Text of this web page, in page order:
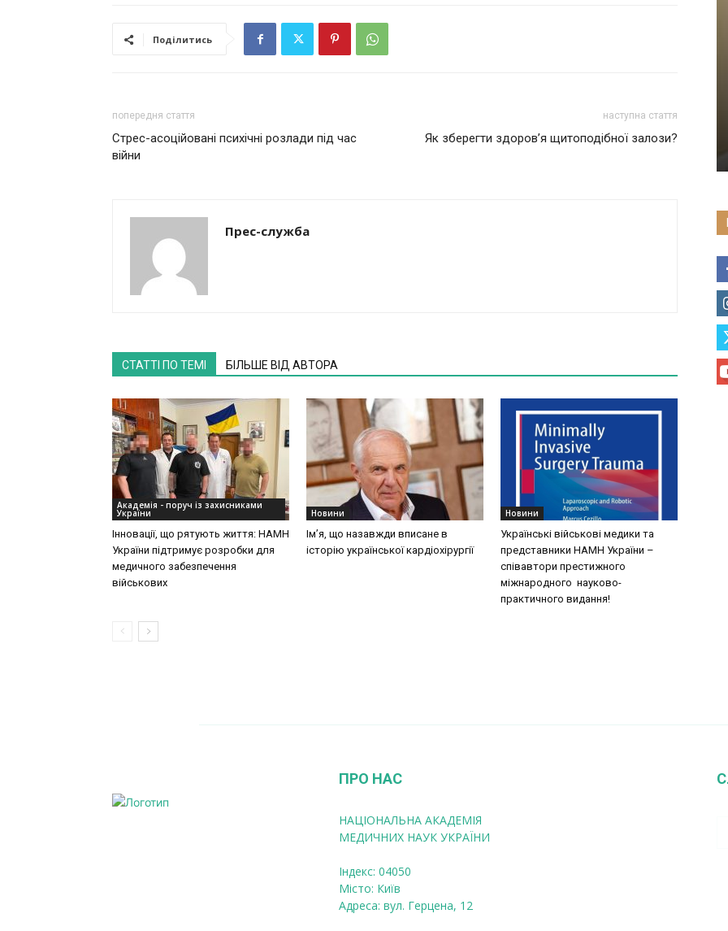
Поділитись
попередня стаття
Стрес-асоційовані психічні розлади під час
війни
наступна стаття
Як зберегти здоров’я щитоподібної залози?
Прес-служба
СТАТТІ ПО ТЕМІ БІЛЬШЕ ВІД АВТОРА
Академія - поруч із захисниками
України
Інновації, що рятують життя: НАМН
України підтримує розробки для
медичного забезпечення
військових
Новини
Ім’я, що назавжди вписане в
історію української кардіохірургії
Новини
Українські військові медики та
представники НАМН України –
співавтори престижного
міжнародного науково-
практичного видання!
ПРО НАС
НАЦІОНАЛЬНА АКАДЕМІЯ
МЕДИЧНИХ НАУК УКРАЇНИ
Індекс: 04050
Місто: Київ
Адреса: вул. Герцена, 12